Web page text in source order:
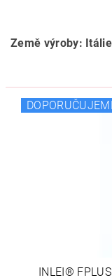
Země výroby: Itálie
INLEI®